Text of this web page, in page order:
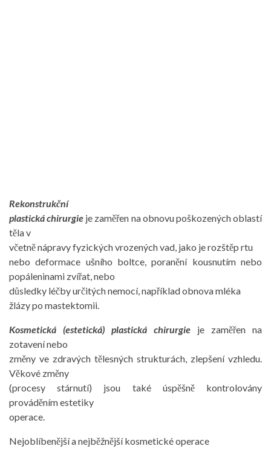
Rekonstrukční
plastická chirurgie je zaměřen na obnovu poškozených oblastí
těla v
včetně nápravy fyzických vrozených vad, jako je rozštěp rtu
nebo deformace ušního boltce, poranění kousnutím nebo
popáleninami zvířat, nebo
důsledky léčby určitých nemocí, například obnova mléka
žlázy po mastektomii.
Kosmetická (estetická) plastická chirurgie je zaměřen na
zotavení nebo
změny ve zdravých tělesných strukturách, zlepšení vzhledu.
Věkové změny
(procesy stárnutí) jsou také úspěšně kontrolovány
prováděním estetiky
operace.
Nejoblíbenější a nejběžnější kosmetické operace